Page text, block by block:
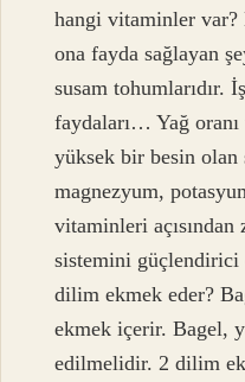
hangi vitaminler
ona fayda sağlayan
susam tohumlarıdır.
faydaları… Yağ
yüksek bir besin
magnezyum,
vitaminleri açısından
sistemini güçlendirici
dilim ekmek eder?
ekmek içerir. Bagel,
edilmelidir. 2 dilim